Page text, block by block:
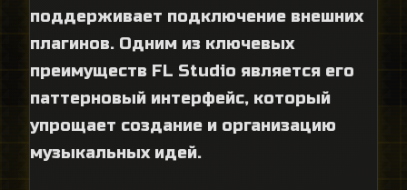
поддерживает подключение внешних
плагинов. Одним из ключевых
преимуществ FL Studio является его
паттерновый интерфейс, который
упрощает создание и организацию
музыкальных идей.